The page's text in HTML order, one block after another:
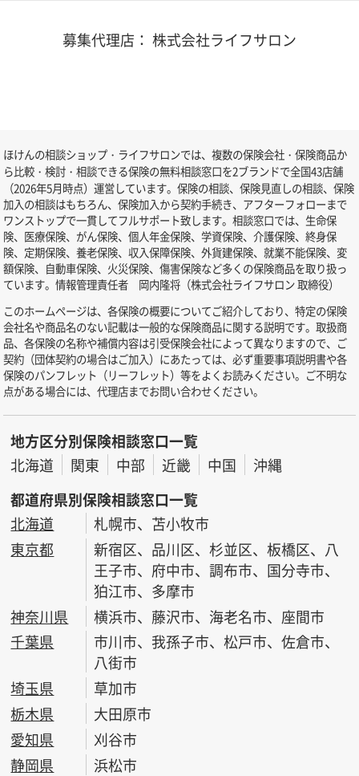
募集代理店： 株式会社ライフサロン
ほけんの相談ショップ・ライフサロンでは、複数の保険会社・保険商品か
ら比較・検討・相談できる保険の無料相談窓口を2ブランドで全国43店舗
（2026年5月時点）運営しています。保険の相談、保険見直しの相談、保険
加入の相談はもちろん、保険加入から契約手続き、アフターフォローまで
ワンストップで一貫してフルサポート致します。相談窓口では、生命保
険、医療保険、がん保険、個人年金保険、学資保険、介護保険、終身保
険、定期保険、養老保険、収入保障保険、外貨建保険、就業不能保険、変
額保険、自動車保険、火災保険、傷害保険など多くの保険商品を取り扱っ
ています。情報管理責任者 岡内隆将（株式会社ライフサロン 取締役）
このホームページは、各保険の概要についてご紹介しており、特定の保険
会社名や商品名のない記載は一般的な保険商品に関する説明です。取扱商
品、各保険の名称や補償内容は引受保険会社によって異なりますので、ご
契約（団体契約の場合はご加入）にあたっては、必ず重要事項説明書や各
保険のパンフレット（リーフレット）等をよくお読みください。ご不明な
点がある場合には、代理店までお問い合わせください。
地方区分別保険相談窓口一覧
北海道
関東 中部 近畿 中国
沖縄
都道府県別保険相談窓口一覧
北海道
札幌市、苫小牧市
東京都
新宿区、品川区、杉並区、板橋区、八
王子市、府中市、調布市、国分寺市、
狛江市、多摩市
神奈川県
横浜市、藤沢市、海老名市、座間市
千葉県
市川市、我孫子市、松戸市、佐倉市、
八街市
埼玉県
草加市
栃木県
大田原市
愛知県
刈谷市
静岡県
浜松市